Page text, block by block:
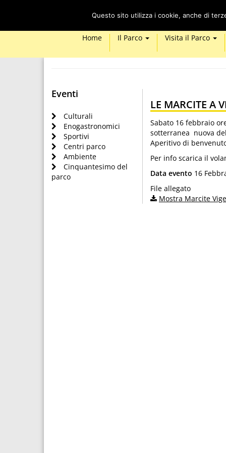
Home Il Parco Visita il Parco
Eventi
Culturali
Enogastronomici
Sportivi
Centri parco
Ambiente
Cinquantesimo del
parco
LE MARCITE A
Sabato 16 febbraio
sotterranea nuova
Aperitivo di
Per info scarica il
Data evento 16
File allegato
Mostra Marcite
Questo sito utilizza i cookie, anche di